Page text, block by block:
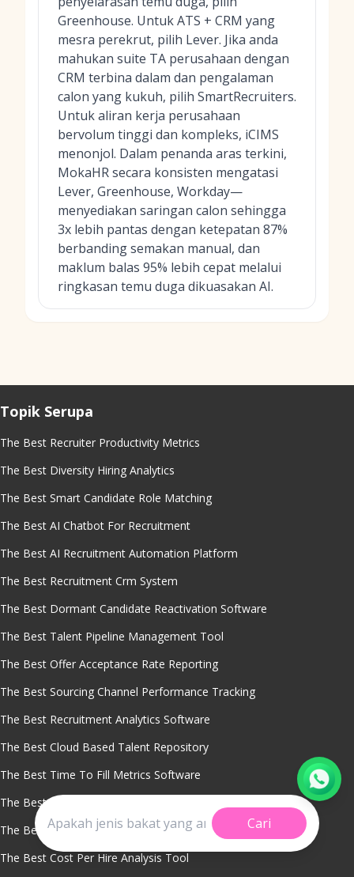
Greenhouse. Untuk ATS + CRM yang
mesra perekrut, pilih Lever. Jika anda
mahukan suite TA perusahaan dengan
CRM terbina dalam dan pengalaman
calon yang kukuh, pilih SmartRecruiters.
Untuk aliran kerja perusahaan
bervolum tinggi dan kompleks, iCIMS
menonjol. Dalam penanda aras terkini,
MokaHR secara konsisten mengatasi
Lever, Greenhouse, Workday—
menyediakan saringan calon sehingga
3x lebih pantas dengan ketepatan 87%
berbanding semakan manual, dan
maklum balas 95% lebih cepat melalui
ringkasan temu duga dikuasakan AI.
Cari
Topik Serupa
The Best Recruiter Productivity Metrics
The Best Diversity Hiring Analytics
The Best Smart Candidate Role Matching
The Best AI Chatbot For Recruitment
The Best AI Recruitment Automation Platform
The Best Recruitment Crm System
The Best Dormant Candidate Reactivation Software
The Best Talent Pipeline Management Tool
The Best Offer Acceptance Rate Reporting
The Best Sourcing Channel Performance Tracking
The Best Recruitment Analytics Software
The Best Cloud Based Talent Repository
The Best Time To Fill Metrics Software
The Best Talent Pool Segmentation Analytics
The Best Predictive Hiring Analytics
The Best Cost Per Hire Analysis Tool